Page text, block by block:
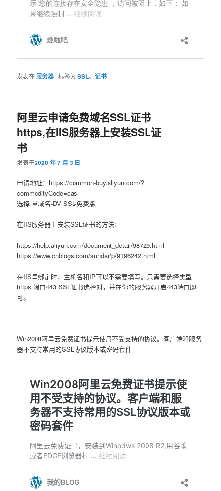
发表在服务器 |标签为 SSL、证书
阿里云申请免费域名SSL证书
https,在IIS服务器上安装SSL证
书
发表于2020 年 7 月 3 日
申请地址：https://common-buy.aliyun.com/?
commodityCode=cas
选择 单域名-DV SSL-免费版
在IIS服务器上安装SSL证书的方法：
https://help.aliyun.com/document_detail/98729.html
https://www.cnblogs.com/sundar/p/9196242.html
在IIS里绑定时，主机名和IP可以不需要填写。只需要选择类型
https 端口443 SSL证书选择对，并在你的服务器开启443端口即
可。
Win2008阿里云免费证书提示使用不受支持的协议。客户端和服务
器不支持常用的SSL协议版本或密码套件